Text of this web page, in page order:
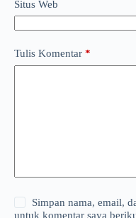
Situs Web
Tulis Komentar *
Simpan nama, email,
untuk komentar saya